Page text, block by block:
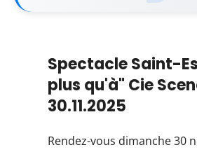
Spectacle Saint-
plus qu'à" Cie
30.11.2025
Rendez-vous dimanche 30